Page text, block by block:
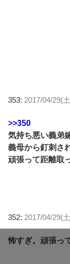
353: 2017/04/29(
>>350
気持ち悪い義弟
義母から釘刺さ
頑張って距離取
352: 2017/04/29(
怖すぎ。頑張っ